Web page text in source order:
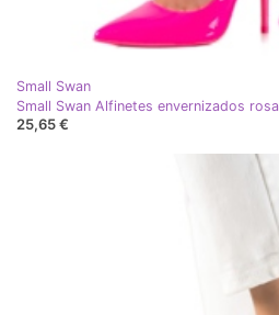
Small Swan
Small Swan Alfinetes envernizados rosa
25,65 €